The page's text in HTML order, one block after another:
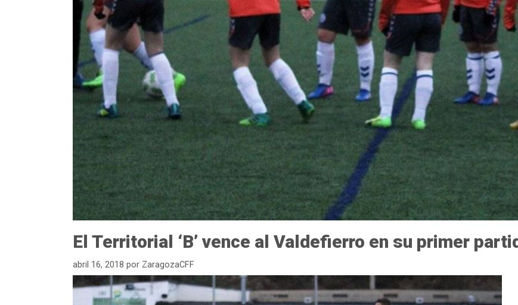
El Territorial ‘B’ vence al Valdefierro en su primer
abril 16, 2018 por ZaragozaCFF